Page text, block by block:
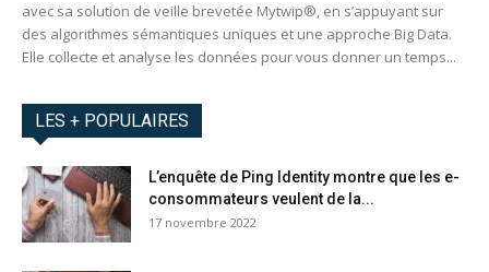
avec sa solution de veille brevetée Mytwip®, en s’appuyant sur
des algorithmes sémantiques uniques et une approche Big Data.
Elle collecte et analyse les données pour vous donner un temps...
LES + POPULAIRES
L’enquête de Ping Identity montre que les e-
consommateurs veulent de la...
17 novembre 2022